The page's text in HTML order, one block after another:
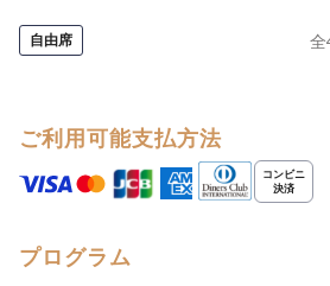
自由席 全
ご利用可能支払方法
プログラム